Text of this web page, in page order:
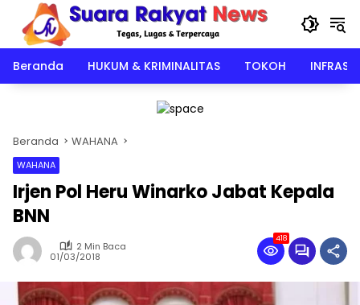
Langsung
konten
Beranda
HUKUM & KRIMINALITAS TOKOH
Beranda WAHANA
WAHANA
Irjen Pol Heru Winarko Jabat Kepala
BNN
2 Min Baca
01/03/2018
418